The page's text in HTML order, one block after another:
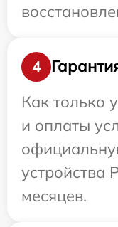
4
Как только
и оплаты
устройства
месяцев.